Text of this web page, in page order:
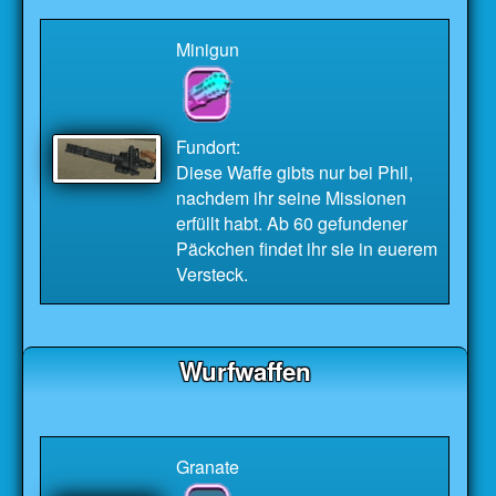
Minigun
Fundort:
Diese Waffe gibts nur bei Phil,
nachdem ihr seine Missionen
erfüllt habt. Ab 60 gefundener
Päckchen findet ihr sie in euerem
Versteck.
Wurfwaffen
Granate